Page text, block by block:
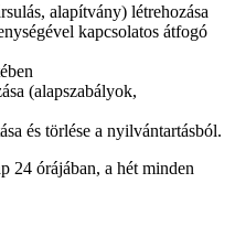
alapítvány) létrehozása
kapcsolatos átfogó
(alapszabályok,
és törlése a nyilvántartásból.
24 órájában, a hét minden